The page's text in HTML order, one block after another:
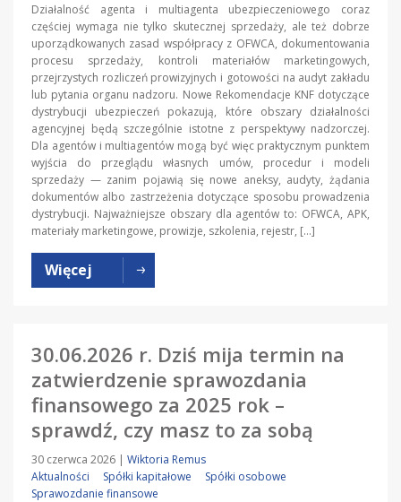
Działalność agenta i multiagenta ubezpieczeniowego coraz
częściej wymaga nie tylko skutecznej sprzedaży, ale też dobrze
uporządkowanych zasad współpracy z OFWCA, dokumentowania
procesu sprzedaży, kontroli materiałów marketingowych,
przejrzystych rozliczeń prowizyjnych i gotowości na audyt zakładu
lub pytania organu nadzoru. Nowe Rekomendacje KNF dotyczące
dystrybucji ubezpieczeń pokazują, które obszary działalności
agencyjnej będą szczególnie istotne z perspektywy nadzorczej.
Dla agentów i multiagentów mogą być więc praktycznym punktem
wyjścia do przeglądu własnych umów, procedur i modeli
sprzedaży — zanim pojawią się nowe aneksy, audyty, żądania
dokumentów albo zastrzeżenia dotyczące sposobu prowadzenia
dystrybucji. Najważniejsze obszary dla agentów to: OFWCA, APK,
materiały marketingowe, prowizje, szkolenia, rejestr, […]
Więcej
30.06.2026 r. Dziś mija termin na
zatwierdzenie sprawozdania
finansowego za 2025 rok –
sprawdź, czy masz to za sobą
30 czerwca 2026 | Wiktoria Remus
Aktualności
Spółki kapitałowe
Spółki osobowe
Sprawozdanie finansowe